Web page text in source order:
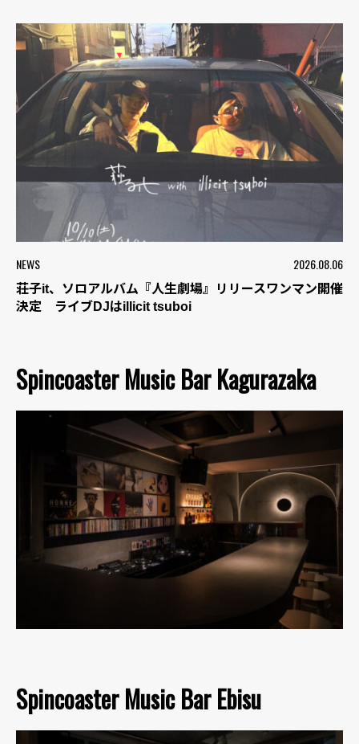
NEWS 2026.08.06
荘子it、ソロアルバム『人生劇場』リリースワンマン開催
決定 ライブDJはillicit tsuboi
Spincoaster Music Bar Kagurazaka
Spincoaster Music Bar Ebisu